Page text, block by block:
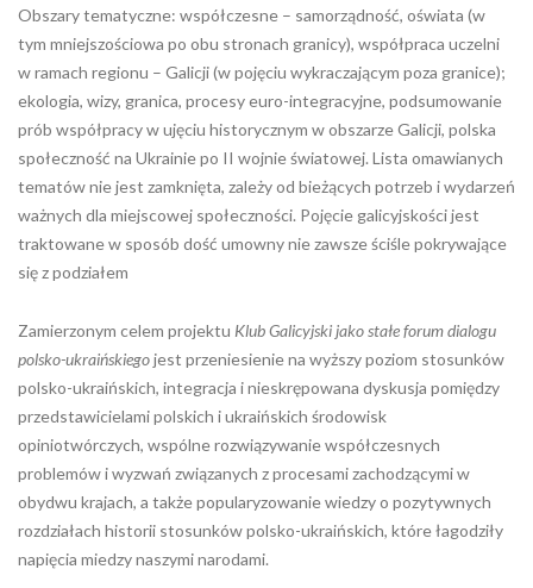
Obszary tematyczne: współczesne – samorządność, oświata (w
tym mniejszościowa po obu stronach granicy), współpraca uczelni
w ramach regionu – Galicji (w pojęciu wykraczającym poza granice);
ekologia, wizy, granica, procesy euro-integracyjne, podsumowanie
prób współpracy w ujęciu historycznym w obszarze Galicji, polska
społeczność na Ukrainie po II wojnie światowej. Lista omawianych
tematów nie jest zamknięta, zależy od bieżących potrzeb i wydarzeń
ważnych dla miejscowej społeczności. Pojęcie galicyjskości jest
traktowane w sposób dość umowny nie zawsze ściśle pokrywające
się z podziałem
Zamierzonym celem projektu Klub Galicyjski jako stałe forum dialogu
polsko-ukraińskiegojest przeniesienie na wyższy poziom stosunków
polsko-ukraińskich, integracja i nieskrępowana dyskusja pomiędzy
przedstawicielami polskich i ukraińskich środowisk
opiniotwórczych, wspólne rozwiązywanie współczesnych
problemów i wyzwań związanych z procesami zachodzącymi w
obydwu krajach, a także popularyzowanie wiedzy o pozytywnych
rozdziałach historii stosunków polsko-ukraińskich, które łagodziły
napięcia miedzy naszymi narodami.